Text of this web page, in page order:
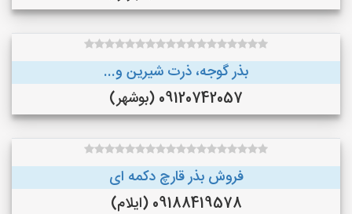
بذر گوجه، ذرت شیرین و...
09120742057 (بوشهر)
فروش بذر قارچ دکمه ای
09188419578 (ایلام)